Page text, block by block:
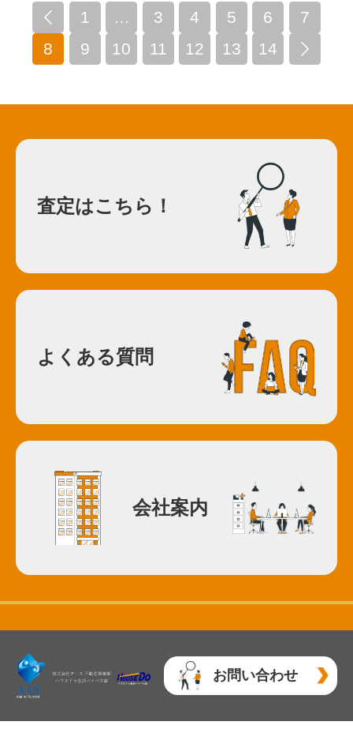
 1 3 4 5 6
7
8
9 10 11 12 13 14 
査定はこちら！
よくある質問
会社案内
お問い合わせ